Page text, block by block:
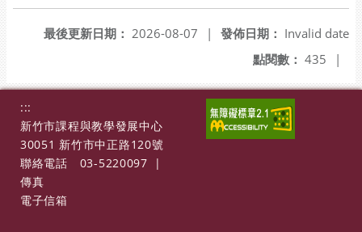
發佈日期： Invalid date
最後更新日期： 2026-08-07
|
點閱數： 435 |
:::
新竹市課程與教學發展中心
30051 新竹市中正路120號
聯絡電話
03-5220097
|
傳真
電子信箱